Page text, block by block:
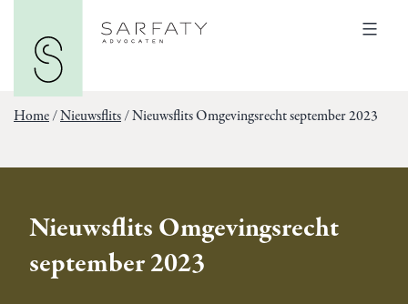
inhoud
Advocaten
Menu
Home/Nieuwsflits/Nieuwsflits Omgevingsrecht september 2023
Nieuwsflits Omgevingsrecht
september 2023